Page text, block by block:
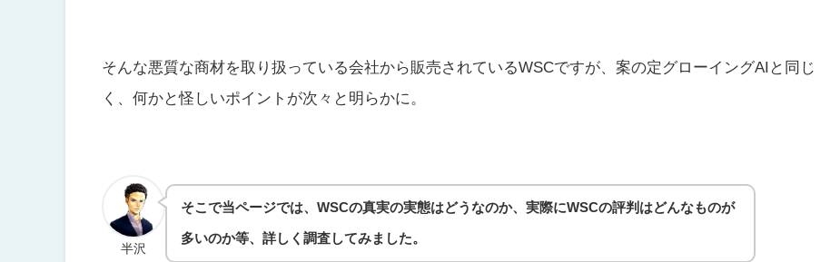
そんな悪質な商材を取り扱っている会社から販売されているWSCですが、案の定グローイングAIと同じ
く、何かと怪しいポイントが次々と明らかに。
半沢
そこで当ページでは、WSCの真実の実態はどうなのか、実際にWSCの評判はどんなものが
多いのか等、詳しく調査してみました。